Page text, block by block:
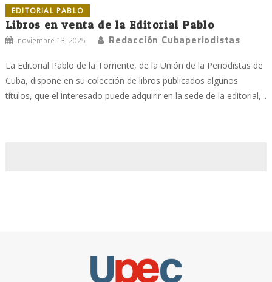
EDITORIAL PABLO
Libros en venta de la Editorial Pablo
noviembre 13, 2025 Redacción Cubaperiodistas
La Editorial Pablo de la Torriente, de la Unión de la Periodistas de
Cuba, dispone en su colección de libros publicados algunos
títulos, que el interesado puede adquirir en la sede de la editorial,...